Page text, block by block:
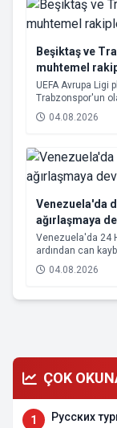
Beşiktaş ve
muhtemel
UEFA Avrupa Ligi
Trabzonspor'un
yoluna devam
kalabilmek için
04.08.2026
Venezuela'da
ağırlaşmaya
Venezuela'da 24
ardından can
04.08.2026
ÇOK
1 Русских